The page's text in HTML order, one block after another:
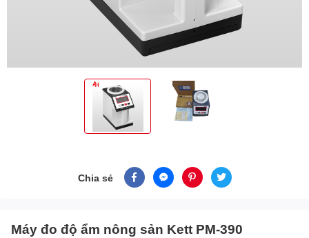
Chia sẻ
Máy đo độ ẩm nông sản Kett PM-390